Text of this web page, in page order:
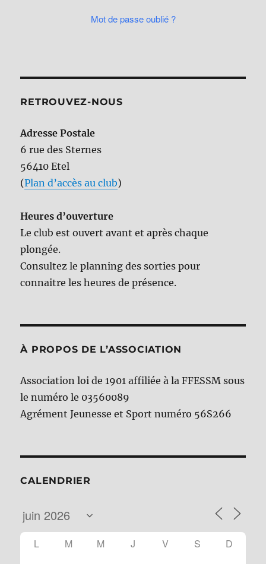
Mot de passe oublié ?
RETROUVEZ-NOUS
Adresse Postale
6 rue des Sternes
56410 Etel
(Plan d’accès au club)
Heures d’ouverture
Le club est ouvert avant et après chaque
plongée.
Consultez le planning des sorties pour
connaitre les heures de présence.
À PROPOS DE L’ASSOCIATION
Association loi de 1901 affiliée à la FFESSM sous
le numéro le 03560089
Agrément Jeunesse et Sport numéro 56S266
CALENDRIER
L M M J V S D